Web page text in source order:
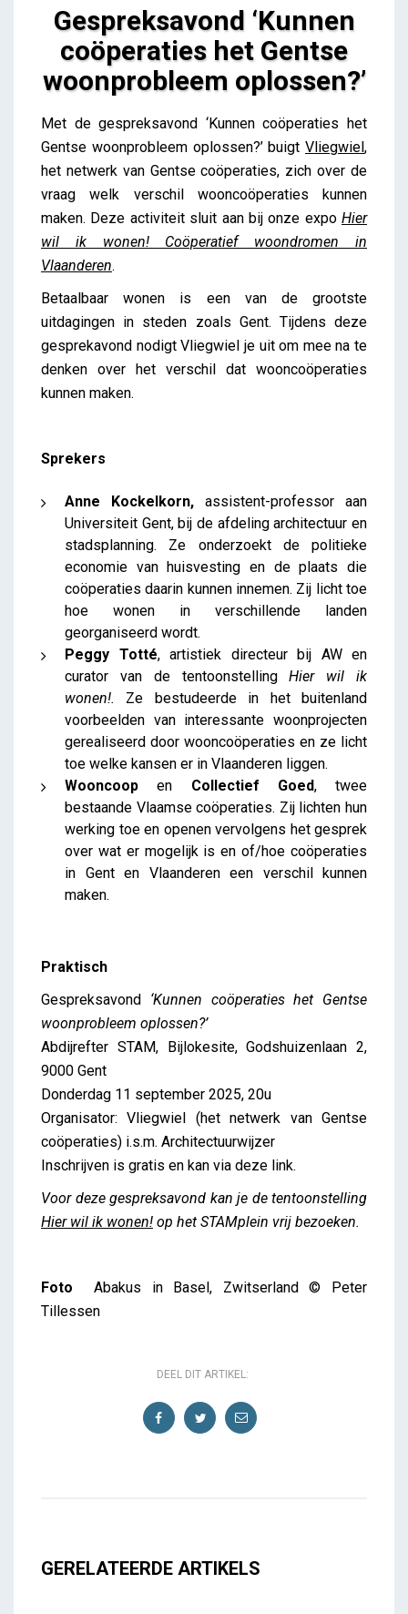
Gespreksavond ‘Kunnen
coöperaties het Gentse
woonprobleem oplossen?’
Gespreksavond ‘Kunnen coöperaties het Gentse
woonprobleem oplossen?’
Lieve Drooghmans
Met de gespreksavond ‘Kunnen coöperaties het
Gentse woonprobleem oplossen?’ buigt Vliegwiel,
het netwerk van Gentse coöperaties, zich over de
vraag welk verschil wooncoöperaties kunnen
maken. Deze activiteit sluit aan bij onze expo Hier
wil ik wonen! Coöperatief woondromen in
Vlaanderen.
Betaalbaar wonen is een van de grootste
uitdagingen in steden zoals Gent. Tijdens deze
gesprekavond nodigt Vliegwiel je uit om mee na te
denken over het verschil dat wooncoöperaties
kunnen maken.
Sprekers
Anne Kockelkorn, assistent-professor aan
Universiteit Gent, bij de afdeling architectuur en
stadsplanning. Ze onderzoekt de politieke
economie van huisvesting en de plaats die
coöperaties daarin kunnen innemen. Zij licht toe
hoe wonen in verschillende landen
georganiseerd wordt.
Peggy Totté, artistiek directeur bij AW en
curator van de tentoonstellingHier wil ik
wonen!.
Ze bestudeerde in het buitenland
voorbeelden van interessante woonprojecten
gerealiseerd door wooncoöperaties en ze licht
toe welke kansen er in Vlaanderen liggen.
Wooncoop en Collectief Goed, twee
bestaande Vlaamse coöperaties. Zij lichten hun
werking toe en openen vervolgens het gesprek
over wat er mogelijk is en of/hoe coöperaties
in Gent en Vlaanderen een verschil kunnen
maken.
Praktisch
Gespreksavond ‘Kunnen coöperaties het Gentse
woonprobleem oplossen?’
Abdijrefter STAM, Bijlokesite, Godshuizenlaan 2,
9000 Gent
Donderdag 11 september 2025, 20u
Organisator: Vliegwiel (het netwerk van Gentse
coöperaties) i.s.m. Architectuurwijzer
Inschrijven is gratis en kan via deze link.
Voor deze gespreksavond kan je de tentoonstelling
Hier wil ik wonen! op het STAMplein vrij bezoeken.
Foto Abakus in Basel, Zwitserland © Peter
Tillessen
DEEL DIT ARTIKEL:
GERELATEERDE ARTIKELS